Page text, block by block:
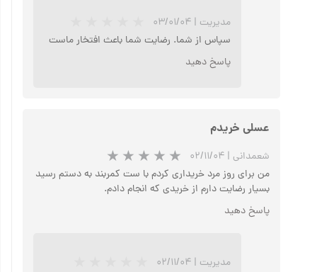
عسلی خریدم
شعمدانی | ۰۲/۱۱/۰۴
من برای روز مرد خریداری کردم با ست کمربند به دستم رسید
بسیار رضایت دارم از خریدی که انجام دادم.
پاسخ دهید
مدیریت | ۰۲/۱۱/۰۴
مدیریت | ۰۳/۰۱/۰۴
سپاس از شما. رضایت شما باعث افتخار ماست
پاسخ دهید